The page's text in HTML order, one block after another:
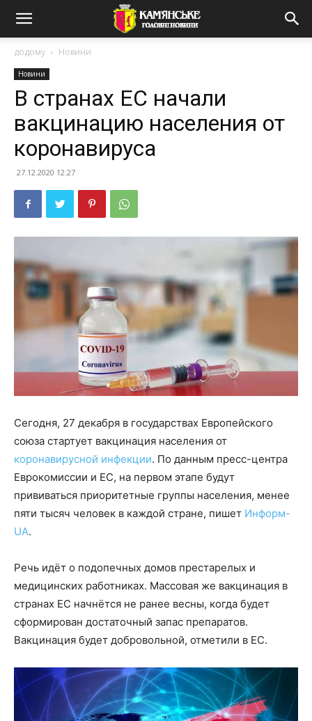
додому Новини
Новини
В странах ЕС начали
вакцинацию населения от
коронавируса
27.12.2020 12:27
Сегодня, 27 декабря в государствах Европейского
союза стартует вакцинация населения от
коронавирусной инфекции. По данным пресс-центра
Еврокомиссии и ЕС, на первом этапе будут
прививаться приоритетные группы населения, менее
пяти тысяч человек в каждой стране, пишет Информ-
UA.
Речь идёт о подопечных домов престарелых и
медицинских работниках. Массовая же вакцинация в
странах ЕС начнётся не ранее весны, когда будет
сформирован достаточный запас препаратов.
Вакцинация будет добровольной, отметили в ЕС.